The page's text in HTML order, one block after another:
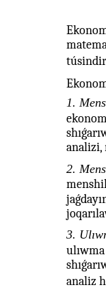
1.
analizi,
2.
3.
analiz